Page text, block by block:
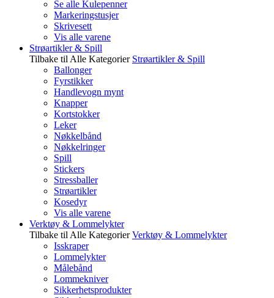
Se alle Kulepenner
Markeringstusjer
Skrivesett
Vis alle varene
Strøartikler & Spill
Tilbake til Alle Kategorier Strøartikler & Spill
Ballonger
Fyrstikker
Handlevogn mynt
Knapper
Kortstokker
Leker
Nøkkelbånd
Nøkkelringer
Spill
Stickers
Stressballer
Strøartikler
Kosedyr
Vis alle varene
Verktøy & Lommelykter
Tilbake til Alle Kategorier Verktøy & Lommelykter
Isskraper
Lommelykter
Målebånd
Lommekniver
Sikkerhetsprodukter